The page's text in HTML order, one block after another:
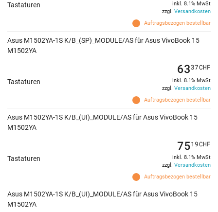
Tastaturen
Auftragsbezogen bestellbar
inkl. 8.1% MwSt
zzgl. Versandkosten
Asus M1502YA-1S K/B_(SP)_MODULE/AS für Asus VivoBook 15
M1502YA
Tastaturen
Auftragsbezogen bestellbar
6337CHF
inkl. 8.1% MwSt
zzgl. Versandkosten
Asus M1502YA-1S K/B_(UI)_MODULE/AS für Asus VivoBook 15
M1502YA
Tastaturen
Auftragsbezogen bestellbar
7519CHF
inkl. 8.1% MwSt
zzgl. Versandkosten
Asus M1502YA-1S K/B_(UI)_MODULE/AS für Asus VivoBook 15
M1502YA